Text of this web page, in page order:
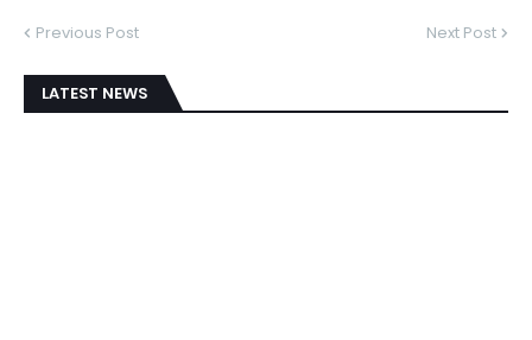
Previous Post Next Post
LATEST NEWS